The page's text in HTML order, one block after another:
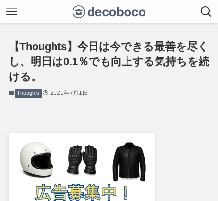
【Thoughts】今日は今できる最善を尽く
し、明日は0.1％でも向上する気持ちを続
ける。
Thoughts 2021年7月1日